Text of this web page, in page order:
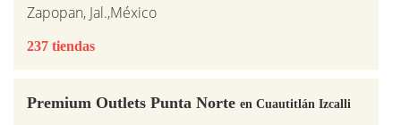
Zapopan, Jal.,México
237 tiendas
Premium Outlets Punta Norte en Cuautitlán Izcalli